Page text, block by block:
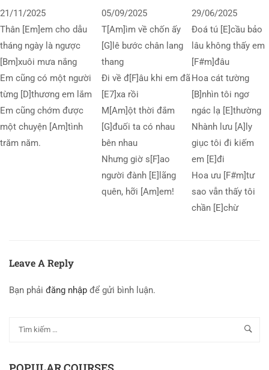
21/11/2025
Thân [Em]em cho dẫu
tháng ngày là ngược
[Bm]xuôi mưa nắng
Em cũng có một người
từng [D]thương em lắm
Em cũng chớm được
một chuyện [Am]tình
trăm năm.
05/09/2025
T[Am]ìm về chốn ấy
[G]lê bước chân lang
thang
Đi về đ[F]âu khi em đã
[E7]xa rồi
M[Am]ột thời đắm
[G]đuối ta có nhau
bên nhau
Nhưng giờ s[F]ao
người đành [E]lãng
quên, hỡi [Am]em!
29/06/2025
Đoá tú [E]cầu bảo
lâu không thấy em
[F#m]đâu
Hoa cát tường
[B]nhìn tôi ngơ
ngác lạ [E]thường
Nhành lưu [A]ly
giục tôi đi kiếm
em [E]đi
Hoa ưu [F#m]tư
sao vẫn thấy tôi
chần [E]chừ
Leave A Reply
Bạn phải đăng nhập để gửi bình luận.